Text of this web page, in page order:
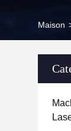
Maison